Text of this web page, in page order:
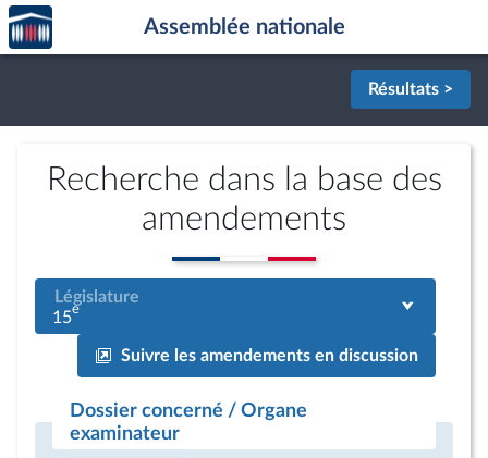
Aller au contenu
Aller en bas de la page
Accèder
à la
page
Assemblée nationale
Résultats >
Recherche dans la base des
amendements
Législature
15e
Suivre les amendements en discussion
Dossier concerné / Organe
examinateur